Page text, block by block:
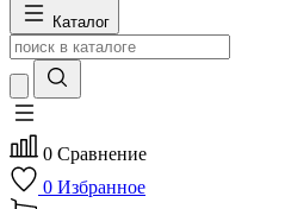
Каталог
0 Сравнение
0 Избранное